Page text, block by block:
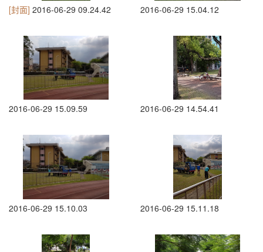
[封面] 2016-06-29 09.24.42 2016-06-29 15.04.12
2016-06-29 15.09.59 2016-06-29 14.54.41
2016-06-29 15.10.03 2016-06-29 15.11.18